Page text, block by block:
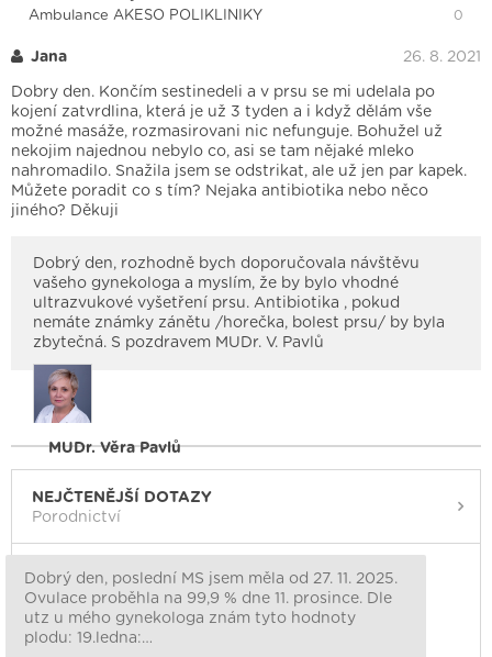
Ambulance AKESO POLIKLINIKY 0
Jana 26. 8. 2021
Dobry den. Končím sestinedeli a v prsu se mi udelala po
kojení zatvrdlina, která je už 3 tyden a i když dělám vše
možné masáže, rozmasirovani nic nefunguje. Bohužel už
nekojim najednou nebylo co, asi se tam nějaké mleko
nahromadilo. Snažila jsem se odstrikat, ale už jen par kapek.
Můžete poradit co s tím? Nejaka antibiotika nebo něco
jiného? Děkuji
Dobrý den, rozhodně bych doporučovala návštěvu
vašeho gynekologa a myslím, že by bylo vhodné
ultrazvukové vyšetření prsu. Antibiotika , pokud
nemáte známky zánětu /horečka, bolest prsu/ by byla
zbytečná. S pozdravem MUDr. V. Pavlů
MUDr. Věra Pavlů
NEJČTENĚJŠÍ DOTAZY
Porodnictví
Dobrý den, poslední MS jsem měla od 27. 11. 2025.
Ovulace proběhla na 99,9 % dne 11. prosince. Dle
utz u mého gynekologa znám tyto hodnoty
plodu: 19.ledna:…